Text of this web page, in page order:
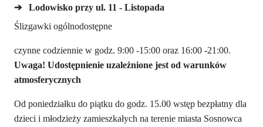
➔ Lodowisko przy ul. 11 - Listopada
Ślizgawki ogólnodostępne
czynne codziennie w godz. 9:00 -15:00 oraz 16:00 -21:00.
Uwaga! Udostępnienie uzależnione jest od warunków
atmosferycznych
Od poniedziałku do piątku do godz. 15.00 wstęp bezpłatny dla
dzieci i młodzieży zamieszkałych na terenie miasta Sosnowca